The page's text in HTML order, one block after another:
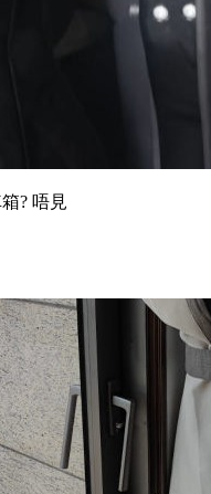
? 唔見